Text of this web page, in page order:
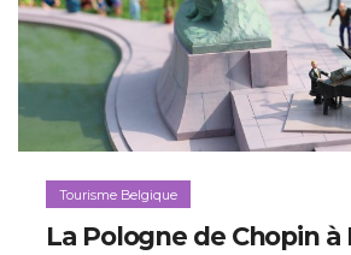
Tourisme Belgique
La Pologne de Chopin à